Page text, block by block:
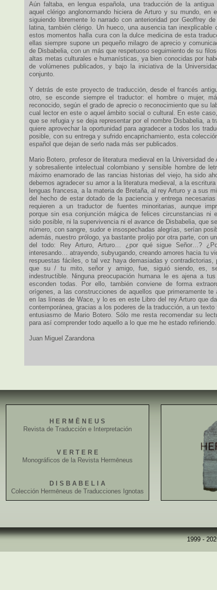
Aún faltaba, en lengua española, una traducción de la antigua
aquel clérigo anglonormando hiciera de Arturo y su mundo, en
siguiendo libremente lo narrado con anterioridad por Geoffrey
latina, también clérigo. Un hueco, una ausencia tan inexplicable
estos momentos halla cura con la dulce medicina de esta
ellas siempre supone un pequeño milagro de aprecio y
de Disbabelia, con un más que respetuoso seguimiento de su
altas metas culturales e humanísticas, ya bien conocidas por
de volúmenes publicados, y bajo la iniciativa de la
conjunto.
Y detrás de este proyecto de traducción, desde el francés
otro, se esconde siempre el traductor: el hombre o mujer,
reconocido, según el grado de aprecio o reconocimiento que su
cual lector en este o aquel ámbito social o cultural. En este
que se refugia y se deja representar por el nombre Disbabelia, a
quiere aprovechar la oportunidad para agradecer a todos los
posible, con su entrega y sufrido encaprichamiento, esta
español que dejan de serlo nada más ser publicados.
Mario Botero, profesor de literatura medieval en la Universidad de
y sobresaliente intelectual colombiano y sensible hombre de
máximo enamorado de las rancias historias del viejo, ha sido
debemos agradecer su amor a la literatura medieval, a la
lenguas francesa, a la materia de Bretaña, al rey Arturo y a sus
del hecho de estar dotado de la paciencia y entrega
requieren a un traductor de fuentes minoritarias, aunque
porque sin esa conjunción mágica de felices circunstancias ni
sido posible, ni la supervivencia ni el avance de Disbabelia, que
número, con sangre, sudor e insospechadas alegrías, serían
además, nuestro prólogo, ya bastante prolijo por otra parte, con
del todo: Rey Arturo, Arturo… ¿por qué sigue Señor…?
interesando… atrayendo, subyugando, creando amores hacia tu
respuestas fáciles, o tal vez haya demasiadas y contradictorias,
que su / tu mito, señor y amigo, fue, siguió siendo, es,
indestructible. Ninguna preocupación humana le es ajena a
esconden todas. Por ello, también conviene de forma
orígenes, a las construcciones de aquellos que primeramente
en las líneas de Wace, y lo es en este Libro del rey Arturo que
contemporánea, gracias a los poderes de la traducción, a un
entusiasmo de Mario Botero. Sólo me resta recomendar su
para así comprender todo aquello a lo que me he estado refiriendo.
Juan Miguel Zarandona
H E R M Ē N E U S
Revista de Traducción e Interpretación
V E R T E R E
Monográficos de la Revista Hermēneus
D I S B A B E L I A
Colección Hermēneus de Traducciones Ignotas
1999 -